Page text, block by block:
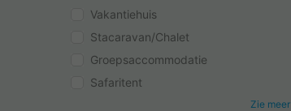
Vakantiehuis
Stacaravan/Chalet
Groepsaccommodatie
Safaritent
Zie meer